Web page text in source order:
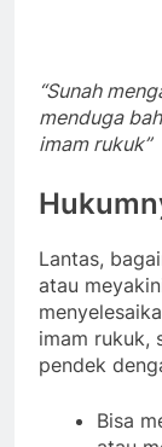
“Sunah
menduga
imam rukuk”
Lantas,
atau
imam rukuk,
pendek
Bisa